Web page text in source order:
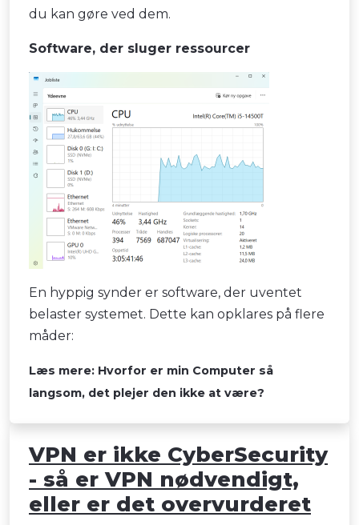
du kan gøre ved dem.
Software, der sluger ressourcer
En hyppig synder er software, der uventet
belaster systemet. Dette kan opklares på flere
måder:
Læs mere: Hvorfor er min Computer så
langsom, det plejer den ikke at være?
VPN er ikke CyberSecurity
- så er VPN nødvendigt,
eller er det overvurderet